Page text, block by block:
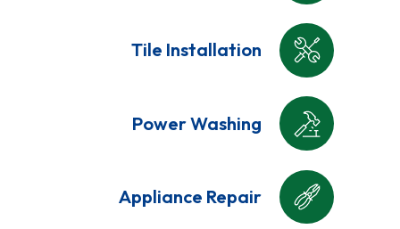
Tile Installation
Power Washing
Appliance Repair